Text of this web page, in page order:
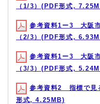
（1/3）(PDF形式,
参考資料1ー3 大阪
（2/3）(PDF形式,
参考資料1ー3 大阪
（3/3）(PDF形式,
参考資料2 指標で見
形式, 4.25MB)